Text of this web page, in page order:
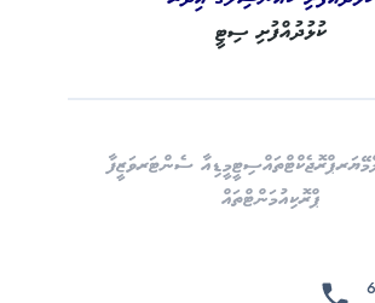
ކުޅުދުއްފުށި ސިޓީ
މޭޔަރޕްރޮޖެކްޓްތައްސިޓީމީޑިއާ ސެންޓަރވަޒީފާ
ޕްރޮކިއުމަންޓްތައް